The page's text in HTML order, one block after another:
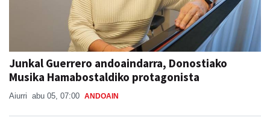
Junkal Guerrero andoaindarra, Donostiako
Musika Hamabostaldiko protagonista
Aiurri abu 05, 07:00 ANDOAIN